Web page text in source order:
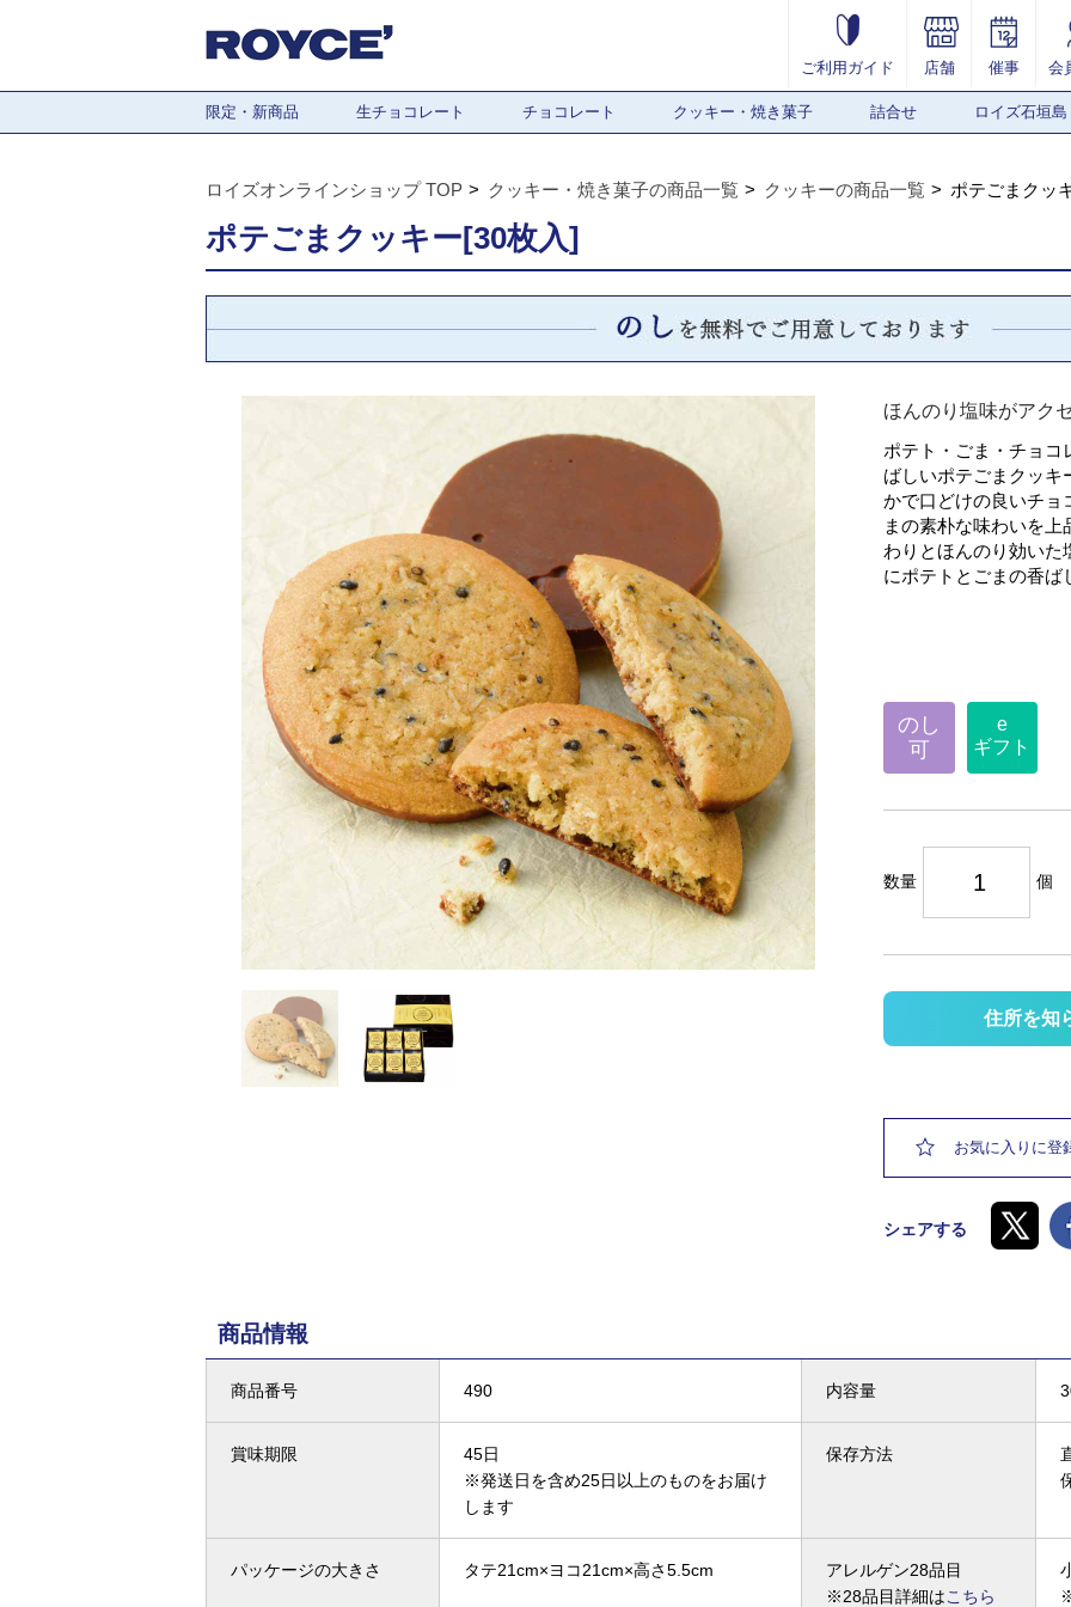
ご利用ガイド 店舗 催事 会
限定・新商品 生チョコレート チョコレート クッキー・焼き菓子 詰合せ ロイズ石垣島
ロイズオンラインショップ TOP クッキー・焼き菓子の商品一覧 クッキーの商品一覧 ポテごまクッ
ポテごまクッキー[30枚入]
ほんのり塩味がアク
ポテト・ごま・チョコ
ばしいポテごまクッキ
かで口どけの良いチョ
まの素朴な味わいを
わりとほんのり効いた
にポテトとごまの香ば
のし
可
e
ギフト
数量 個
住所を知
お気に入りに登
シェアする
商品情報
商品番号 490 内容量
賞味期限
45日
※発送日を含め25日以上のものをお届け
します
保存方法
パッケージの大きさ タテ21cm×ヨコ21cm×高さ5.5cm
アレルゲン28品目
※28品目詳細はこちら